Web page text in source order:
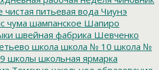
чистая питьевая вода Чиунэ
чума шампанское Шапиро
швейная фабрика Шевченко
школа школа № 10 школа №
школы школьная ярмарка